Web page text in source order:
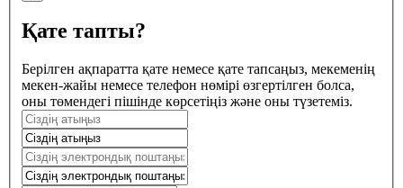
Қате тапты?
Берілген ақпаратта қате немесе қате тапсаңыз, мекеменің
мекен-жайы немесе телефон нөмірі өзгертілген болса,
оны төмендегі пішінде көрсетіңіз және оны түзетеміз.